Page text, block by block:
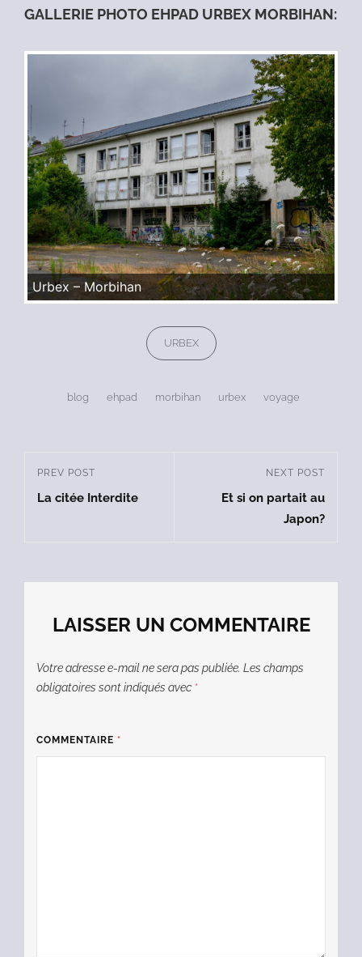
GALLERIE PHOTO EHPAD URBEX MORBIHAN:
Urbex – Morbihan
Categories
URBEX
Tags,
blog ehpad morbihan urbex voyage
Navigation
dePrevious
Post
PREV POST
La citée Interdite
Post
NEXT POST
Et si on partait au
Japon?
LAISSER UN COMMENTAIRE
Votre adresse e-mail ne sera pas publiée. Les champs
obligatoires sont indiqués avec *
COMMENTAIRE *